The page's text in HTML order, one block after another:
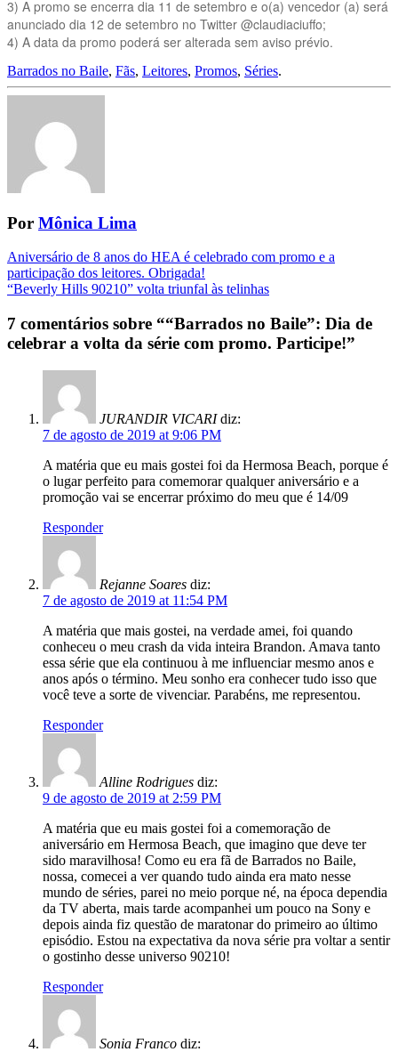
3) A promo se encerra dia 11 de setembro e o(a) vencedor (a) será
anunciado dia 12 de setembro no Twitter @claudiaciuffo;
4) A data da promo poderá ser alterada sem aviso prévio.
Barrados no Baile, Fãs, Leitores, Promos, Séries.
Por Mônica Lima
Navegação
da
Aniversário de 8 anos do HEA é celebrado com promo e a
participação dos leitores. Obrigada!
“Beverly Hills 90210” volta triunfal às telinhas
7 comentários sobre ““Barrados no Baile”: Dia de
celebrar a volta da série com promo. Participe!”
JURANDIR VICARI diz:
7 de agosto de 2019 at 9:06 PM
A matéria que eu mais gostei foi da Hermosa Beach, porque é
o lugar perfeito para comemorar qualquer aniversário e a
promoção vai se encerrar próximo do meu que é 14/09
Responder
Rejanne Soares diz:
7 de agosto de 2019 at 11:54 PM
A matéria que mais gostei, na verdade amei, foi quando
conheceu o meu crash da vida inteira Brandon. Amava tanto
essa série que ela continuou à me influenciar mesmo anos e
anos após o término. Meu sonho era conhecer tudo isso que
você teve a sorte de vivenciar. Parabéns, me representou.
Responder
Alline Rodrigues diz:
9 de agosto de 2019 at 2:59 PM
A matéria que eu mais gostei foi a comemoração de
aniversário em Hermosa Beach, que imagino que deve ter
sido maravilhosa! Como eu era fã de Barrados no Baile,
nossa, comecei a ver quando tudo ainda era mato nesse
mundo de séries, parei no meio porque né, na época dependia
da TV aberta, mais tarde acompanhei um pouco na Sony e
depois ainda fiz questão de maratonar do primeiro ao último
episódio. Estou na expectativa da nova série pra voltar a sentir
o gostinho desse universo 90210!
Responder
Sonia Franco diz: